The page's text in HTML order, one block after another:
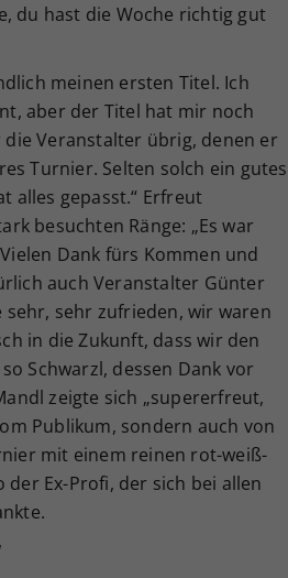
du hast die Woche richtig gut
meinen ersten Titel. Ich
aber der Titel hat mir noch
Veranstalter übrig, denen er
Turnier. Selten solch ein gutes
alles gepasst.“ Erfreut
besuchten Ränge: „Es war
Dank fürs Kommen und
auch Veranstalter Günter
sehr, sehr zufrieden, wir waren
in die Zukunft, dass wir den
Schwarzl, dessen Dank vor
zeigte sich „supererfreut,
Publikum, sondern auch von
mit einem reinen rot-weiß-
der Ex-Profi, der sich bei allen